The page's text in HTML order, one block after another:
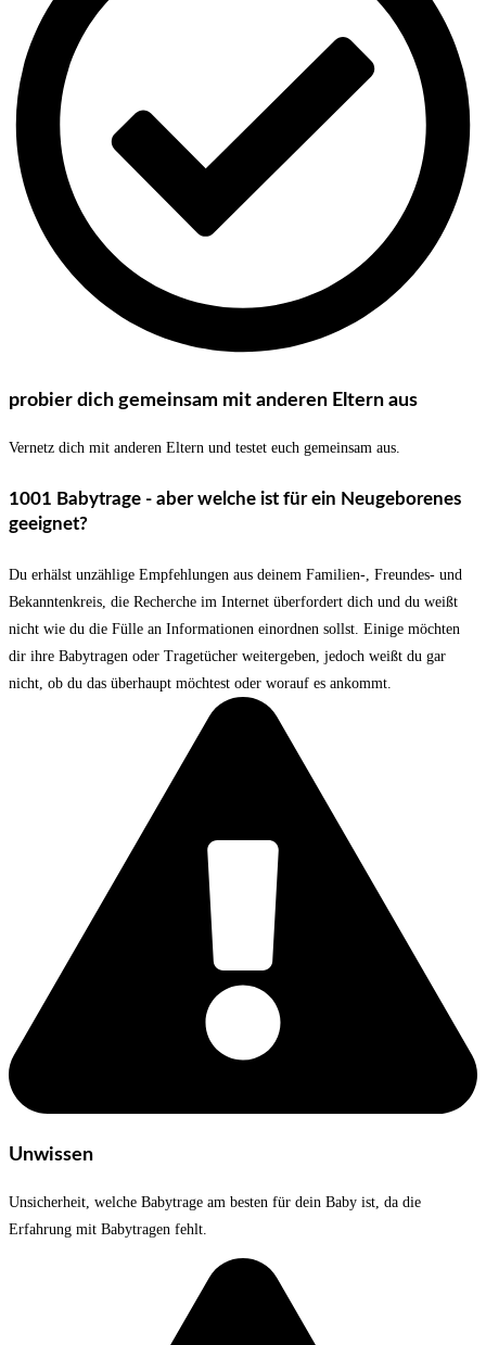
probier dich gemeinsam mit anderen Eltern aus
Vernetz dich mit anderen Eltern und testet euch gemeinsam aus.
1001 Babytrage - aber welche ist für ein Neugeborenes
geeignet?
Du erhälst unzählige Empfehlungen aus deinem Familien-, Freundes- und
Bekanntenkreis, die Recherche im Internet überfordert dich und du weißt
nicht wie du die Fülle an Informationen einordnen sollst. Einige möchten
dir ihre Babytragen oder Tragetücher weitergeben, jedoch weißt du gar
nicht, ob du das überhaupt möchtest oder worauf es ankommt.
Unwissen
Unsicherheit, welche Babytrage am besten für dein Baby ist, da die
Erfahrung mit Babytragen fehlt.